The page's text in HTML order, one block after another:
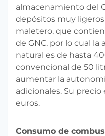
almacenamiento del
depósitos muy
maletero, que
de GNC, por lo cual la
natural es de hasta
convencional de 50
aumentar la
adicionales. Su precio
euros.
Consumo de